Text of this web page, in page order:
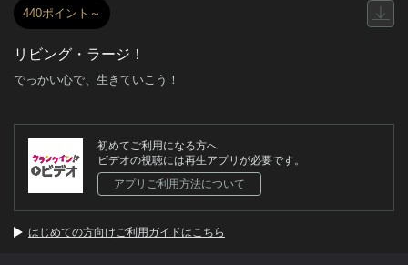
440ポイント～
リビング・ラージ！
でっかい心で、生きていこう！
初めてご利用になる方へ
ビデオの視聴には再生アプリが必要です。
アプリご利用方法について
はじめての方向けご利用ガイドはこちら